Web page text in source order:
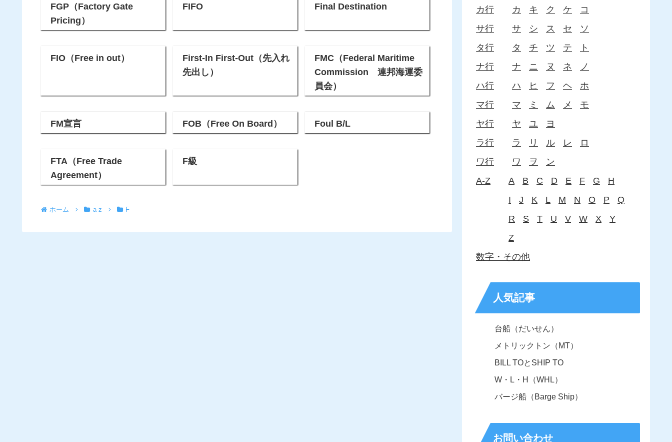
FGP（Factory Gate
Pricing）
FIFO Final Destination
FIO（Free in out）
First-In First-Out（先入れ
先出し）
FMC（Federal Maritime
Commission 連邦海運委
員会）
FM宣言 FOB（Free On Board） Foul B/L
FTA（Free Trade
Agreement）
F級
ホーム a-z F
カ行
カ キ ク ケ
コ
サ行
サ シ ス セ
ソ
タ行
タ チ ツ テ
ト
ナ行
ナ ニ ヌ ネ
ノ
ハ行
ハ ヒ フ ヘ
ホ
マ行
マ ミ ム メ
モ
ヤ行
ヤ ユ
ヨ
ラ行
ラ リ ル レ
ロ
ワ行
ワ ヲ
ン
A-Z
A B C D E F G
H
I
J K L M N O P
Q
R
S T U V W X
Y
Z
数字・その他
人気記事
台船（だいせん）
メトリックトン（MT）
BILL TOとSHIP TO
W・L・H（WHL）
バージ船（Barge Ship）
お問い合わせ